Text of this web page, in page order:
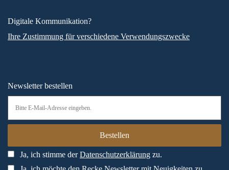
Digitale Kommunikation?
Ihre Zustimmung für verschiedene Verwendungszwecke
Newsletter bestellen
Ja, ich stimme derDatenschutzerklärung zu.